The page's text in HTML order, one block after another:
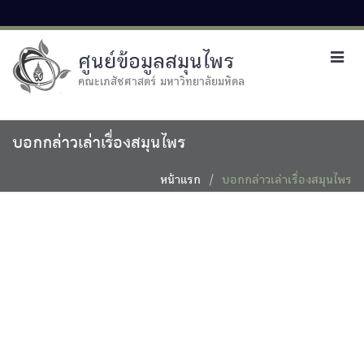
ศูนย์ข้อมูลสมุนไพร
คณะเภสัชศาสตร์ มหาวิทยาลัยมหิดล
บอกกล่าวเล่าเรื่องสมุนไพร
หน้าแรก บอกกล่าวเล่าเรื่องสมุนไพร